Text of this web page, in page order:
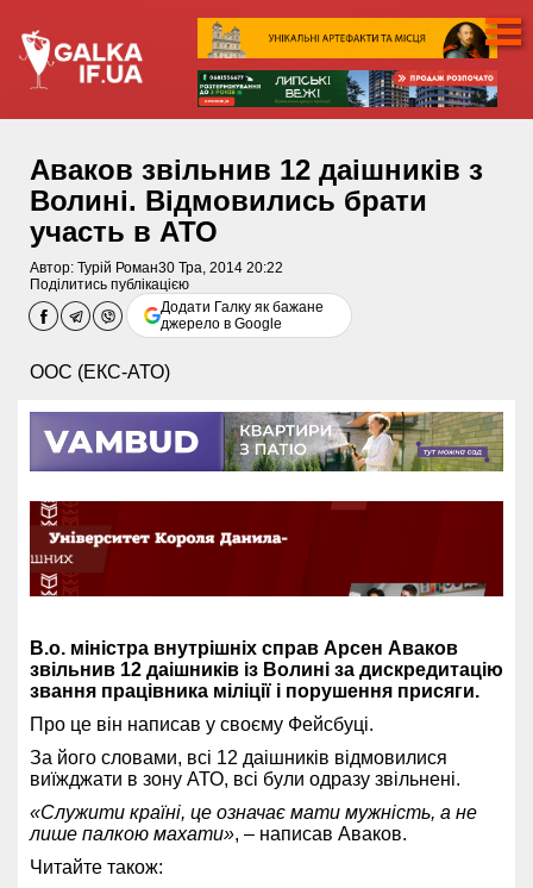
Аваков звільнив 12 даішників з
Волині. Відмовились брати
участь в АТО
Автор: Турій Роман30 Тра, 2014 20:22
Поділитись публікацією
Додати Галку як бажане
джерело в Google
ООС (ЕКС-АТО)
В.о. міністра внутрішніх справ Арсен Аваков
звільнив 12 даішників із Волині за дискредитацію
звання працівника міліції і порушення присяги.
Про це він написав у своєму Фейсбуці.
За його словами, всі 12 даішників відмовилися
виїжджати в зону АТО, всі були одразу звільнені.
«Служити країні, це означає мати мужність, а не
лише палкою махати», – написав Аваков.
Читайте також: